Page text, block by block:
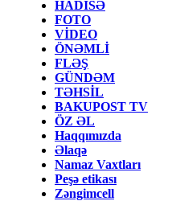
HADİSƏ
FOTO
VİDEO
ÖNƏMLİ
FLƏŞ
GÜNDƏM
TƏHSİL
BAKUPOST TV
ÖZ ƏL
Haqqımızda
Əlaqə
Namaz Vaxtları
Peşə etikası
Zəngimcell